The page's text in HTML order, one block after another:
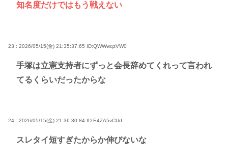
知名度だけではもう戦えない
23 : 2026/05/15(金) 21:35:37.65 ID:QWWwqzVW0
手塚は立憲支持者にずっと会長辞めてくれって言われ
てるくらいだったからな
24 : 2026/05/15(金) 21:36:30.84 ID:E4ZA5vCUd
スレタイ短すぎたからか伸びないな